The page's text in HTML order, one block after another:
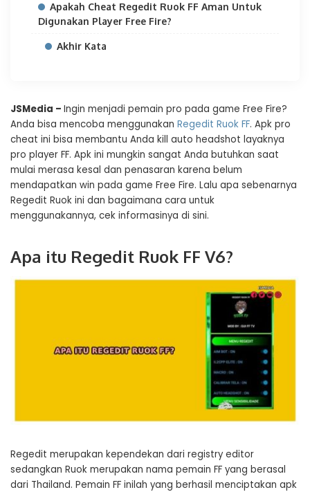
Apakah Cheat Regedit Ruok FF Aman Untuk
Digunakan Player Free Fire?
Akhir Kata
JSMedia – Ingin menjadi pemain pro pada game Free Fire?
Anda bisa mencoba menggunakan Regedit Ruok FF. Apk pro
cheat ini bisa membantu Anda kill auto headshot layaknya
pro player FF. Apk ini mungkin sangat Anda butuhkan saat
mulai merasa kesal dan penasaran karena belum
mendapatkan win pada game Free Fire. Lalu apa sebenarnya
Regedit Ruok ini dan bagaimana cara untuk
menggunakannya, cek informasinya di sini.
Apa itu Regedit Ruok FF V6?
Regedit merupakan kependekan dari registry editor
sedangkan Ruok merupakan nama pemain FF yang berasal
dari Thailand. Pemain FF inilah yang berhasil menciptakan apk